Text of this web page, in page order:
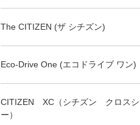
The CITIZEN (ザ シチズン)
Eco-Drive One (エコドライブ ワン)
CITIZEN XC（シチズン クロスシ
ー）